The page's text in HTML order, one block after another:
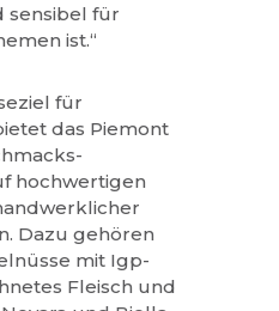
sensibel für
ist.“
für
das Piemont
hochwertigen
Dazu gehören
mit Igp-
Fleisch und